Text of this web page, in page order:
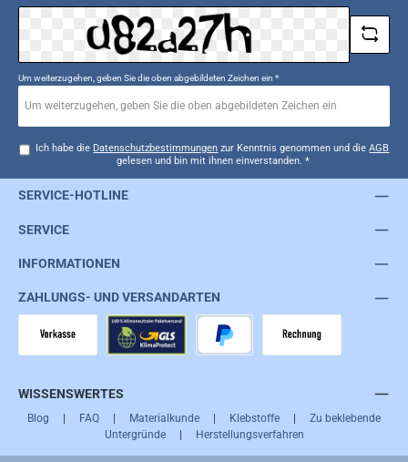
Um weiterzugehen, geben Sie die oben abgebildeten Zeichen ein *
Ich habe die Datenschutzbestimmungen zur Kenntnis genommen und dieAGB
gelesen und bin mit ihnen einverstanden. *
SERVICE-HOTLINE
SERVICE
INFORMATIONEN
ZAHLUNGS- UND VERSANDARTEN
WISSENSWERTES
Blog FAQ Materialkunde Klebstoffe
Zu beklebende
Untergründe| Herstellungsverfahren